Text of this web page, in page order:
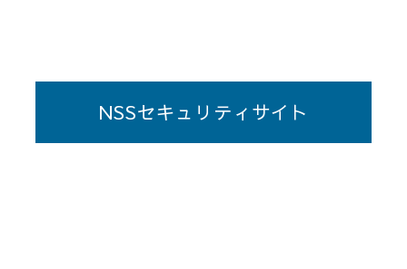
NSSセキュリティサイト